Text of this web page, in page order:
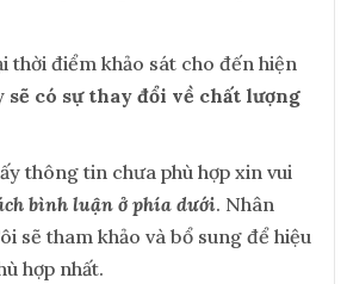
thời điểm khảo sát cho đến hiện
sẽ có sự thay đổi về chất lượng
thông tin chưa phù hợp xin vui
bình luận ở phía dưới. Nhân
sẽ tham khảo và bổ sung để hiệu
hợp nhất.